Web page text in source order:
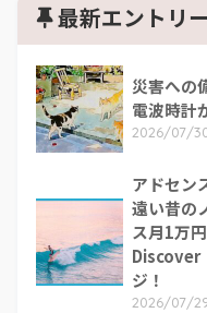
最新エントリー
災害への
電波時計
2026/07/
アドセン
遠い昔の
ス月1万
Discover
ジ！
2026/07/